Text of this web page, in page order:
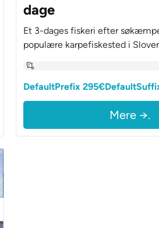
dage
Et 3-dages fiskeri efter
populære karpefiskested i
DefaultPrefix
Mere →.